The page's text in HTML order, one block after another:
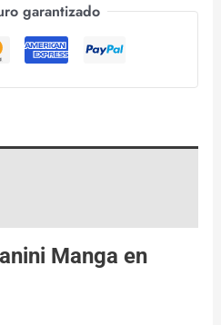
garantizado
Manga en